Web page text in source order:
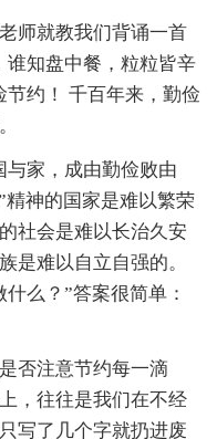
师就教我们背诵一首
谁知盘中餐，粒粒皆辛
约！ 千百年来，勤俭
与家，成由勤俭败由
精神的国家是难以繁荣
社会是难以长治久安
是难以自立自强的。
么？”答案很简单：
否注意节约每一滴
，往往是我们在不经
写了几个字就扔进废